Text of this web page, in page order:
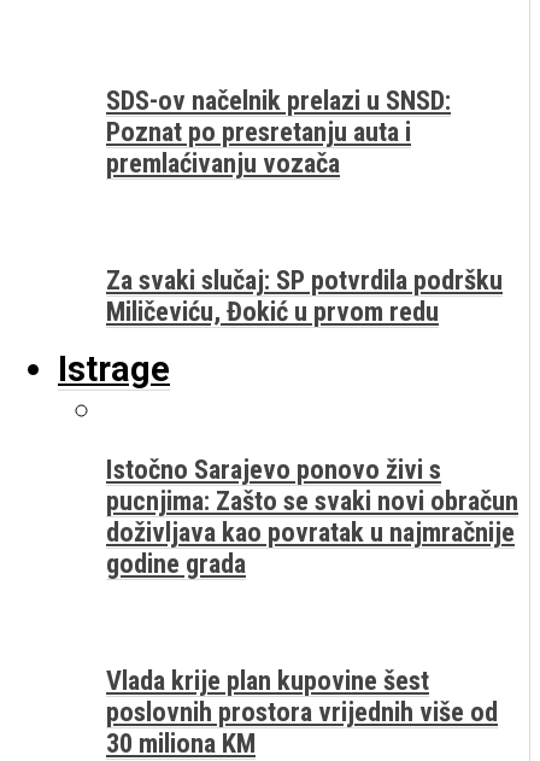
SDS-ov načelnik prelazi u SNSD:
Poznat po presretanju auta i
premlaćivanju vozača
Za svaki slučaj: SP potvrdila podršku
Miličeviću, Đokić u prvom redu
Istrage
Istočno Sarajevo ponovo živi s
pucnjima: Zašto se svaki novi obračun
doživljava kao povratak u najmračnije
godine grada
Vlada krije plan kupovine šest
poslovnih prostora vrijednih više od
30 miliona KM